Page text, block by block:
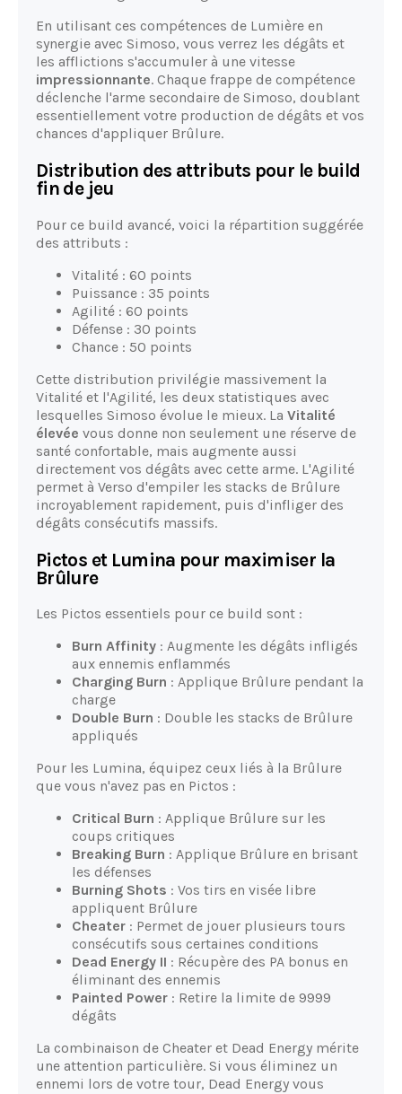
En utilisant ces compétences de Lumière en
synergie avec Simoso, vous verrez les dégâts et
les afflictions s'accumuler à une vitesse
impressionnante. Chaque frappe de compétence
déclenche l'arme secondaire de Simoso, doublant
essentiellement votre production de dégâts et vos
chances d'appliquer Brûlure.
Distribution des attributs pour le build
fin de jeu
Pour ce build avancé, voici la répartition suggérée
des attributs :
Vitalité : 60 points
Puissance : 35 points
Agilité : 60 points
Défense : 30 points
Chance : 50 points
Cette distribution privilégie massivement la
Vitalité et l'Agilité, les deux statistiques avec
lesquelles Simoso évolue le mieux. La Vitalité
élevée vous donne non seulement une réserve de
santé confortable, mais augmente aussi
directement vos dégâts avec cette arme. L'Agilité
permet à Verso d'empiler les stacks de Brûlure
incroyablement rapidement, puis d'infliger des
dégâts consécutifs massifs.
Pictos et Lumina pour maximiser la
Brûlure
Les Pictos essentiels pour ce build sont :
Burn Affinity : Augmente les dégâts infligés
aux ennemis enflammés
Charging Burn : Applique Brûlure pendant la
charge
Double Burn : Double les stacks de Brûlure
appliqués
Pour les Lumina, équipez ceux liés à la Brûlure
que vous n'avez pas en Pictos :
Critical Burn : Applique Brûlure sur les
coups critiques
Breaking Burn : Applique Brûlure en brisant
les défenses
Burning Shots : Vos tirs en visée libre
appliquent Brûlure
Cheater : Permet de jouer plusieurs tours
consécutifs sous certaines conditions
Dead Energy II : Récupère des PA bonus en
éliminant des ennemis
Painted Power : Retire la limite de 9999
dégâts
La combinaison de Cheater et Dead Energy mérite
une attention particulière. Si vous éliminez un
ennemi lors de votre tour, Dead Energy vous